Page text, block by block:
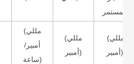
المستمر
(مللي
أمبير/
ساعة)
(مللي
أمبير)
(مللي
أمبير)